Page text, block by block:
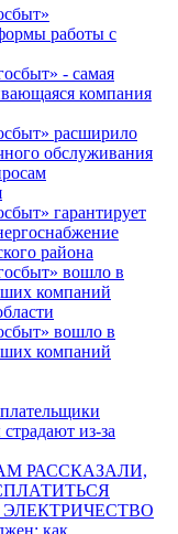
работы с
- самая
компания
расширило
обслуживания
гарантирует
района
вошло в
компаний
вошло в
компаний
из-за
РАССКАЗАЛИ,